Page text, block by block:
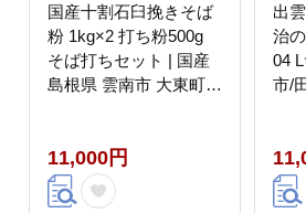
国産十割石臼挽きそば
粉 1kg×2 打ち粉500g
そば打ちセット | 国産
島根県 雲南市 大東町
[AICW002]
11,000円
出
治
04
市/